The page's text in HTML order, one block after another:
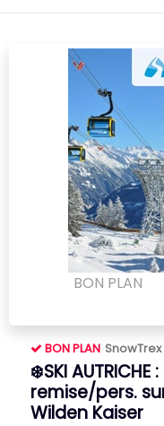
BON PLAN
BON PLAN SnowTrex
❄️SKI
remise/pers.
Wilden Kaiser